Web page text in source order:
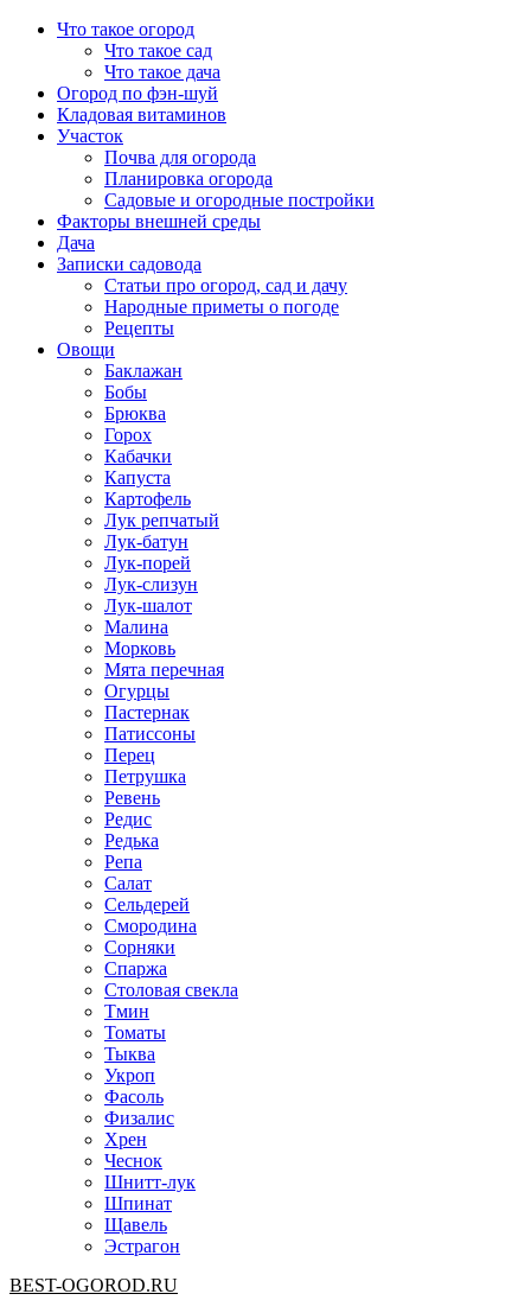
Что такое огород
Что такое сад
Что такое дача
Огород по фэн-шуй
Кладовая витаминов
Участок
Почва для огорода
Планировка огорода
Садовые и огородные постройки
Факторы внешней среды
Дача
Записки садовода
Статьи про огород, сад и дачу
Народные приметы о погоде
Рецепты
Овощи
Баклажан
Бобы
Брюква
Горох
Кабачки
Капуста
Картофель
Лук репчатый
Лук-батун
Лук-порей
Лук-слизун
Лук-шалот
Малина
Морковь
Мята перечная
Огурцы
Пастернак
Патиссоны
Перец
Петрушка
Ревень
Редис
Редька
Репа
Салат
Сельдерей
Смородина
Сорняки
Спаржа
Столовая свекла
Тмин
Томаты
Тыква
Укроп
Фасоль
Физалис
Хрен
Чеснок
Шнитт-лук
Шпинат
Щавель
Эстрагон
BEST-OGOROD.RU